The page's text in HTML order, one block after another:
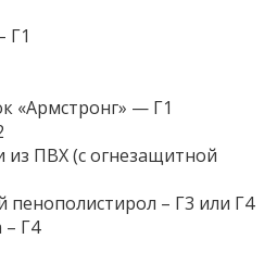
Г1
«Армстронг» — Г1
из ПВХ (с огнезащитной
пенополистирол – Г3 или Г4
– Г4